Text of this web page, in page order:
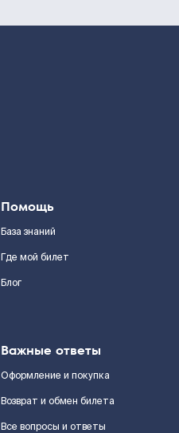
Помощь
База знаний
Где мой билет
Блог
Важные ответы
Оформление и покупка
Возврат и обмен билета
Все вопросы и ответы